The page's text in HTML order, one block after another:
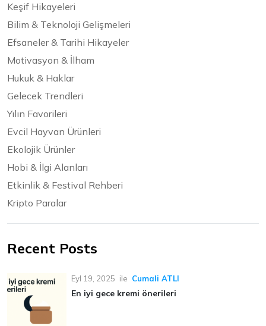
Keşif Hikayeleri
Bilim & Teknoloji Gelişmeleri
Efsaneler & Tarihi Hikayeler
Motivasyon & İlham
Hukuk & Haklar
Gelecek Trendleri
Yılın Favorileri
Evcil Hayvan Ürünleri
Ekolojik Ürünler
Hobi & İlgi Alanları
Etkinlik & Festival Rehberi
Kripto Paralar
Recent Posts
Eyl 19, 2025 ile Cumali ATLI
En iyi gece kremi önerileri